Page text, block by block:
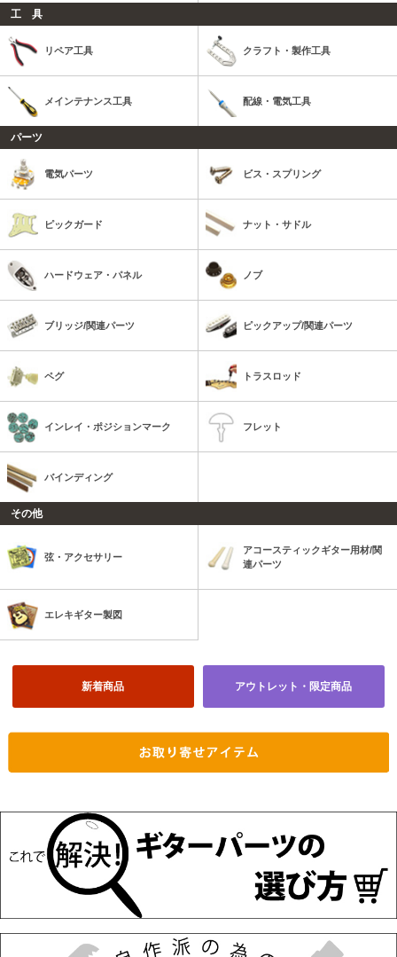
工 具
リペア工具 クラフト・製作工具
メインテナンス工具 配線・電気工具
パーツ
電気パーツ ビス・スプリング
ピックガード ナット・サドル
ハードウェア・パネル ノブ
ブリッジ/関連パーツ ピックアップ/関連パーツ
ペグ トラスロッド
インレイ・ポジションマーク フレット
バインディング
その他
弦・アクセサリー
アコースティックギター用材/関
連パーツ
エレキギター製図
新着商品 アウトレット・限定商品